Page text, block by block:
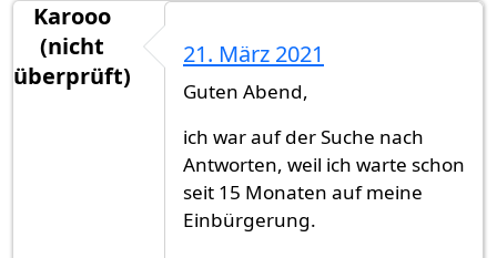
Karooo
(nicht
überprüft)
21. März 2021
Guten Abend,
ich war auf der Suche nach
Antworten, weil ich warte schon
seit 15 Monaten auf meine
Einbürgerung.